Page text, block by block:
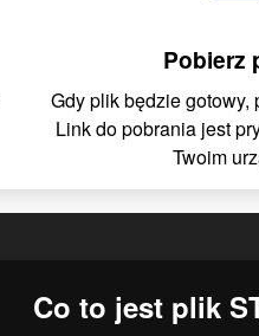
Pobierz
Gdy plik będzie gotowy,
Link do pobrania jest
Twoim
Co to jest plik